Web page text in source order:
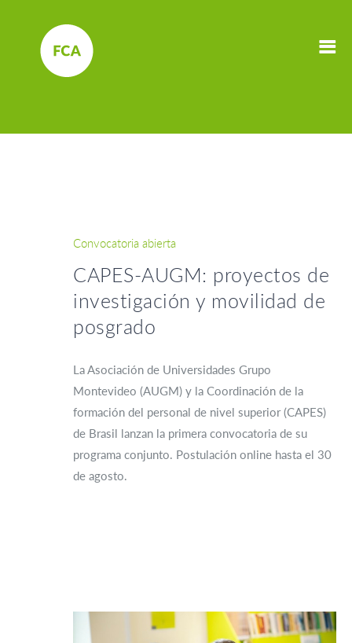
Convocatoria abierta
CAPES-AUGM: proyectos de
investigación y movilidad de
posgrado
La Asociación de Universidades Grupo
Montevideo (AUGM) y la Coordinación de la
formación del personal de nivel superior (CAPES)
de Brasil lanzan la primera convocatoria de su
programa conjunto. Postulación online hasta el 30
de agosto.